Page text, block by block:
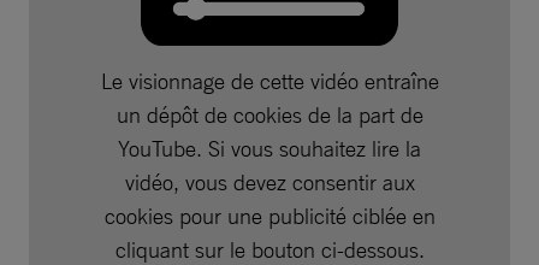
Le visionnage de cette vidéo entraîne
un dépôt de cookies de la part de
YouTube. Si vous souhaitez lire la
vidéo, vous devez consentir aux
cookies pour une publicité ciblée en
cliquant sur le bouton ci-dessous.